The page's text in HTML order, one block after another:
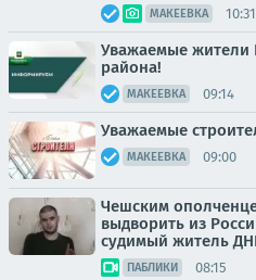
МАКЕЕВКА 10:31
Уважаемые жители
района!
МАКЕЕВКА 09:14
Уважаемые
МАКЕЕВКА 09:00
Чешским
выдворить из
судимый житель
ПАБЛИКИ 08:15